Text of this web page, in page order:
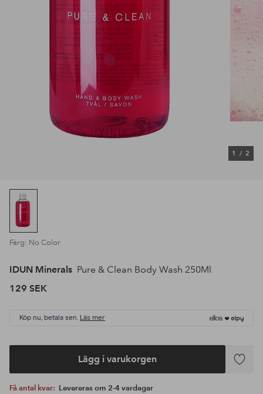
1 / 2
Färg: No Color
IDUN Minerals Pure & Clean Body Wash 250Ml
129 SEK
Köp nu, betala sen. Läs mer
Lägg i varukorgen
Lägg
Få antal kvar: Levereras om 2-4 vardagar